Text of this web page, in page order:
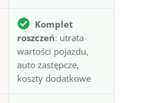
Komplet
roszczeń: utrata
wartości pojazdu,
auto zastępcze,
koszty dodatkowe